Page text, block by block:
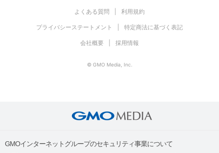
よくある質問 利用規約
プライバシーステートメント 特定商法に基づく表記
会社概要 採用情報
© GMO Media, Inc.
GMOインターネットグループのセキュリティ事業について